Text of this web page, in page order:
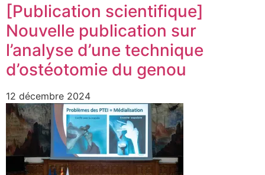
[Publication scientifique]
Nouvelle publication sur
l’analyse d’une technique
d’ostéotomie du genou
12 décembre 2024